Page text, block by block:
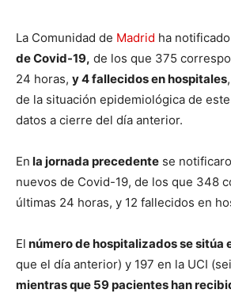
La Comunidad de Madrid ha notificado
de Covid-19, de los que 375
24 horas, y 4 fallecidos en hospitales
de la situación epidemiológica de
datos a cierre del día anterior.
En la jornada precedente se
nuevos de Covid-19, de los que 348
últimas 24 horas, y 12 fallecidos en
El número de hospitalizados se sitúa
que el día anterior) y 197 en la UCI
mientras que 59 pacientes han